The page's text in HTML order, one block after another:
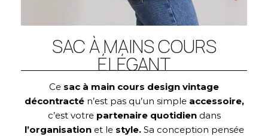
SAC À MAINS COURS
ÉLÉGANT
Ce sac à main cours design vintage
décontractén’est pas qu’un simple accessoire,
c’est votre partenaire quotidiendans
l’organisationet le style.Sa conception pensée